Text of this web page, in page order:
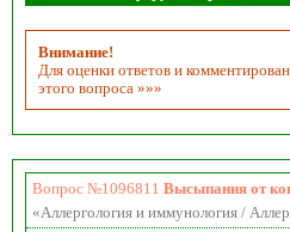
Внимание!
Для оценки ответов и
этого вопроса »»»
Вопрос №1096811 Высыпания от
«Аллергология и иммунология /